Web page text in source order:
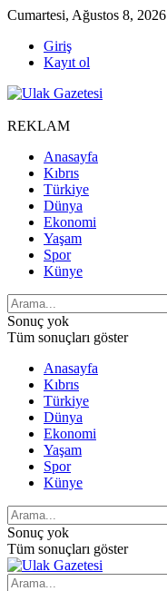
Cumartesi, Ağustos 8, 2026
Giriş
Kayıt ol
REKLAM
Anasayfa
Kıbrıs
Türkiye
Dünya
Ekonomi
Yaşam
Spor
Künye
Sonuç yok
Tüm sonuçları göster
Anasayfa
Kıbrıs
Türkiye
Dünya
Ekonomi
Yaşam
Spor
Künye
Sonuç yok
Tüm sonuçları göster